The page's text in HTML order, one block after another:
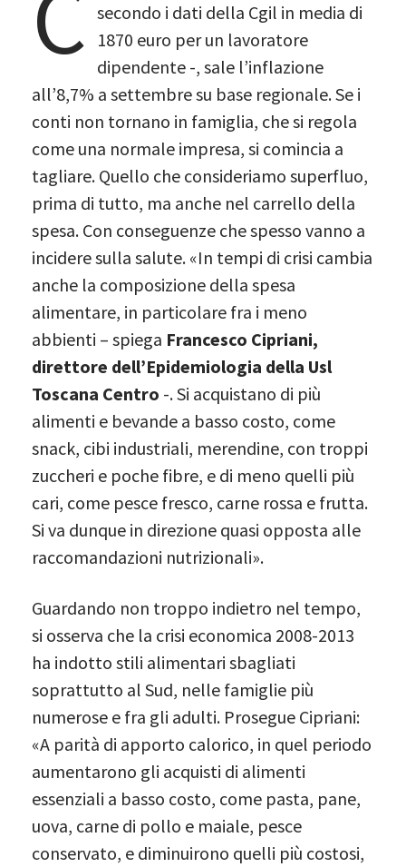
secondo i dati della Cgil in media di
1870 euro per un lavoratore
dipendente -, sale l’inflazione
all’8,7% a settembre su base regionale. Se i
conti non tornano in famiglia, che si regola
come una normale impresa, si comincia a
tagliare. Quello che consideriamo superfluo,
prima di tutto, ma anche nel carrello della
spesa. Con conseguenze che spesso vanno a
incidere sulla salute. «In tempi di crisi cambia
anche la composizione della spesa
alimentare, in particolare fra i meno
abbienti – spiega Francesco Cipriani,
direttore dell’Epidemiologia della Usl
Toscana Centro -. Si acquistano di più
alimenti e bevande a basso costo, come
snack, cibi industriali, merendine, con troppi
zuccheri e poche fibre, e di meno quelli più
cari, come pesce fresco, carne rossa e frutta.
Si va dunque in direzione quasi opposta alle
raccomandazioni nutrizionali».
Guardando non troppo indietro nel tempo,
si osserva che la crisi economica 2008-2013
ha indotto stili alimentari sbagliati
soprattutto al Sud, nelle famiglie più
numerose e fra gli adulti. Prosegue Cipriani:
«A parità di apporto calorico, in quel periodo
aumentarono gli acquisti di alimenti
essenziali a basso costo, come pasta, pane,
uova, carne di pollo e maiale, pesce
conservato, e diminuirono quelli più costosi,